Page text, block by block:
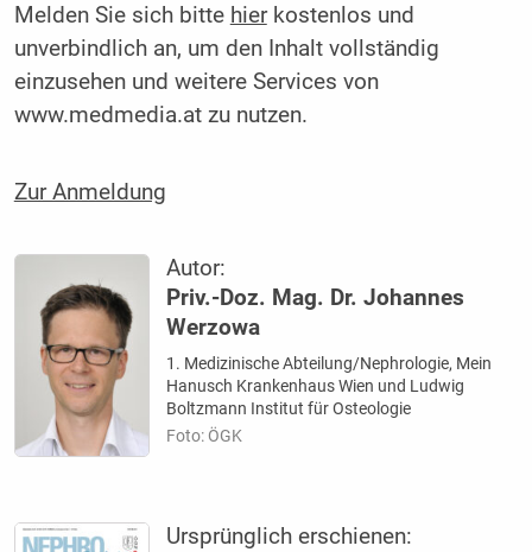
Melden Sie sich bitte hierkostenlos und
unverbindlich an, um den Inhalt vollständig
einzusehen und weitere Services von
www.medmedia.at zu nutzen.
Zur Anmeldung
Autor:
Priv.-Doz. Mag. Dr. Johannes
Werzowa
1. Medizinische Abteilung/Nephrologie, Mein
Hanusch Krankenhaus Wien und Ludwig
Boltzmann Institut für Osteologie
Foto: ÖGK
Ursprünglich erschienen: